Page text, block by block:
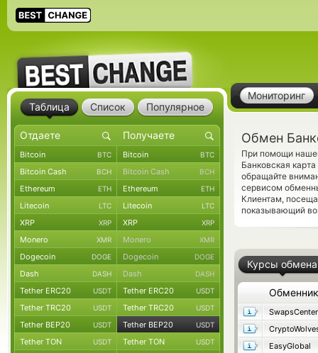
Мониторинг
Обмен
При помощи
Банковская
обращайте
сервисом
Клиентам,
показывающий
Курсы обмена
Обменник
SwapsCenter
EasyGlobal
Таблица Список Популярное
Bitcoin BTC Bitcoin BTC
Bitcoin Cash BCH Bitcoin Cash BCH
Ethereum ETH Ethereum ETH
Litecoin LTC Litecoin LTC
XRP XRP XRP XRP
Monero XMR Monero XMR
Dogecoin DOGE Dogecoin DOGE
Dash DASH Dash DASH
Tether ERC20 USDT Tether ERC20 USDT
Tether TRC20 USDT Tether TRC20 USDT
Tether BEP20 USDT Tether BEP20 USDT
Tether TON USDT Tether TON USDT